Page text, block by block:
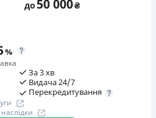
до50 000₴
%
За 3 хв
Видача 24/7
Перекредитування